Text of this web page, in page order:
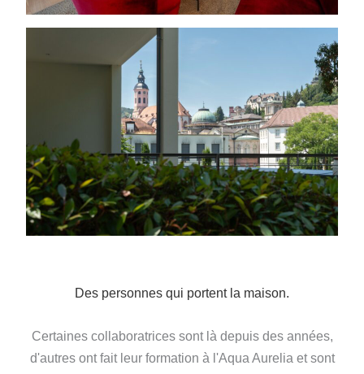
Des personnes qui portent la maison.
Certaines collaboratrices sont là depuis des années,
d'autres ont fait leur formation à l'Aqua Aurelia et sont